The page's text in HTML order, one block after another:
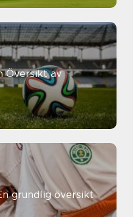
Översikt av
grundlig översikt